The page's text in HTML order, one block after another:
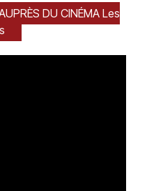
DU CINÉMA Les